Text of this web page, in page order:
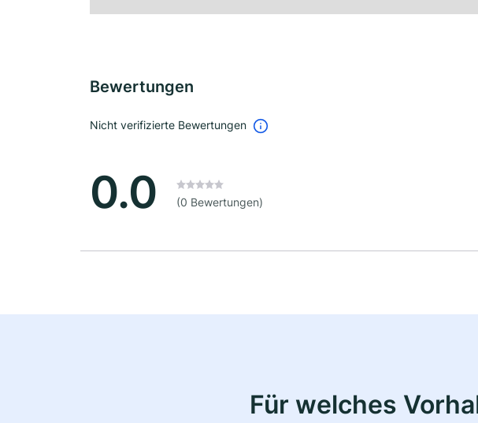
Bewertungen
Nicht verifizierte Bewertungen
0.0 (0 Bewertungen)
Für welches